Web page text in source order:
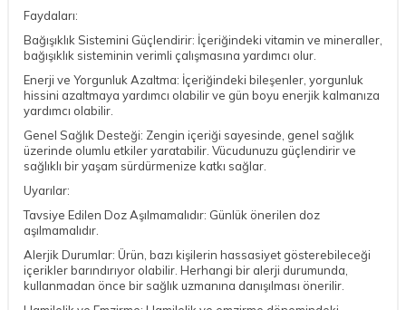
Faydaları:
Bağışıklık Sistemini Güçlendirir: İçeriğindeki vitamin ve mineraller,
bağışıklık sisteminin verimli çalışmasına yardımcı olur.
Enerji ve Yorgunluk Azaltma: İçeriğindeki bileşenler, yorgunluk
hissini azaltmaya yardımcı olabilir ve gün boyu enerjik kalmanıza
yardımcı olabilir.
Genel Sağlık Desteği: Zengin içeriği sayesinde, genel sağlık
üzerinde olumlu etkiler yaratabilir. Vücudunuzu güçlendirir ve
sağlıklı bir yaşam sürdürmenize katkı sağlar.
Uyarılar:
Tavsiye Edilen Doz Aşılmamalıdır: Günlük önerilen doz
aşılmamalıdır.
Alerjik Durumlar: Ürün, bazı kişilerin hassasiyet gösterebileceği
içerikler barındırıyor olabilir. Herhangi bir alerji durumunda,
kullanmadan önce bir sağlık uzmanına danışılması önerilir.